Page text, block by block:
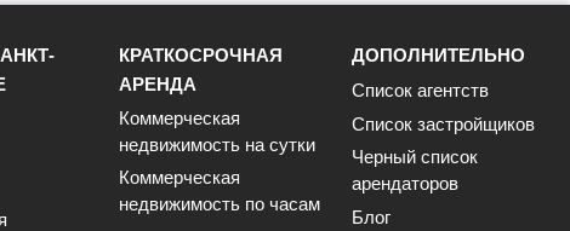
КРАТКОСРОЧНАЯ
АРЕНДА
Коммерческая
недвижимость на сутки
Коммерческая
недвижимость по часам
ДОПОЛНИТЕЛЬНО
Список агентств
Список застройщиков
Черный список
арендаторов
Блог